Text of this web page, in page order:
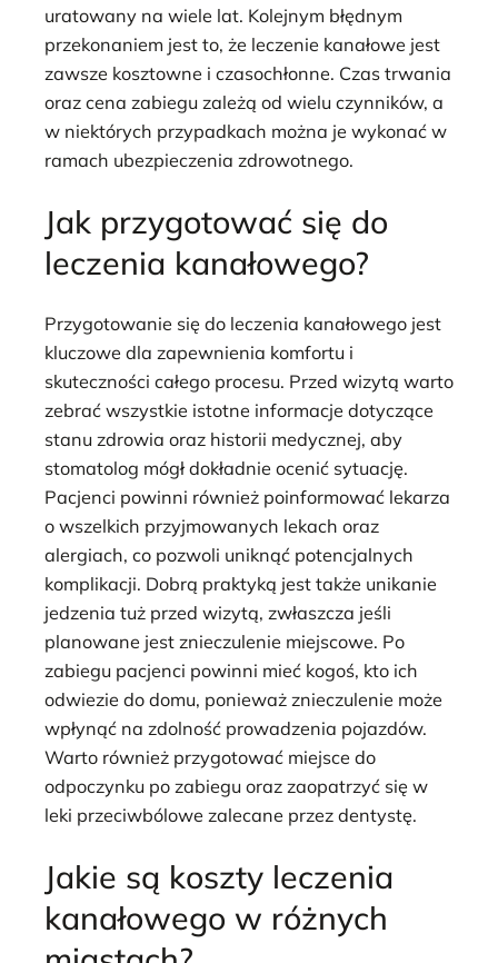
uratowany na wiele lat. Kolejnym błędnym
przekonaniem jest to, że leczenie kanałowe jest
zawsze kosztowne i czasochłonne. Czas trwania
oraz cena zabiegu zależą od wielu czynników, a
w niektórych przypadkach można je wykonać w
ramach ubezpieczenia zdrowotnego.
Jak przygotować się do
leczenia kanałowego?
Przygotowanie się do leczenia kanałowego jest
kluczowe dla zapewnienia komfortu i
skuteczności całego procesu. Przed wizytą warto
zebrać wszystkie istotne informacje dotyczące
stanu zdrowia oraz historii medycznej, aby
stomatolog mógł dokładnie ocenić sytuację.
Pacjenci powinni również poinformować lekarza
o wszelkich przyjmowanych lekach oraz
alergiach, co pozwoli uniknąć potencjalnych
komplikacji. Dobrą praktyką jest także unikanie
jedzenia tuż przed wizytą, zwłaszcza jeśli
planowane jest znieczulenie miejscowe. Po
zabiegu pacjenci powinni mieć kogoś, kto ich
odwiezie do domu, ponieważ znieczulenie może
wpłynąć na zdolność prowadzenia pojazdów.
Warto również przygotować miejsce do
odpoczynku po zabiegu oraz zaopatrzyć się w
leki przeciwbólowe zalecane przez dentystę.
Jakie są koszty leczenia
kanałowego w różnych